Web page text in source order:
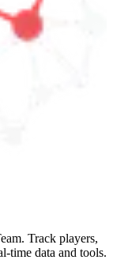
Track players,
time data and tools.